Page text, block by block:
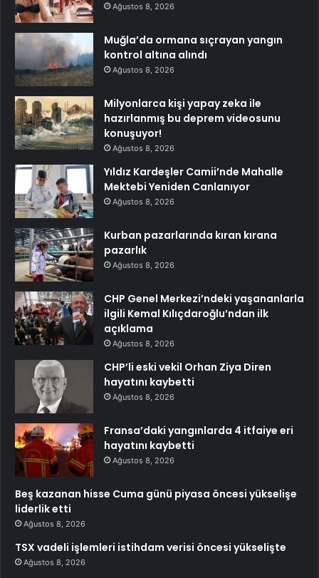
Ağustos 8, 2026
Muğla’da ormana sıçrayan yangın
kontrol altına alındı
Ağustos 8, 2026
Milyonlarca kişi yapay zeka ile
hazırlanmış bu deprem videosunu
konuşuyor!
Ağustos 8, 2026
Yıldız Kardeşler Camii’nde Mahalle
Mektebi Yeniden Canlanıyor
Ağustos 8, 2026
Kurban pazarlarında kıran kırana
pazarlık
Ağustos 8, 2026
CHP Genel Merkezi’ndeki yaşananlarla
ilgili Kemal Kılıçdaroğlu’ndan ilk
açıklama
Ağustos 8, 2026
CHP’li eski vekil Orhan Ziya Diren
hayatını kaybetti
Ağustos 8, 2026
Fransa’daki yangınlarda 4 itfaiye eri
hayatını kaybetti
Ağustos 8, 2026
Beş kazanan hisse Cuma günü piyasa öncesi yükselişe
liderlik etti
Ağustos 8, 2026
TSX vadeli işlemleri istihdam verisi öncesi yükselişte
Ağustos 8, 2026